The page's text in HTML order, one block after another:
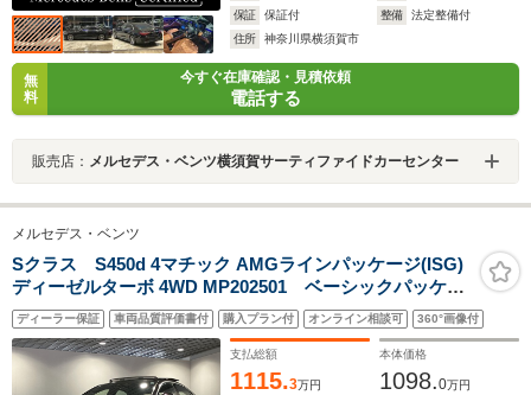
保証
保証付 整備
法定整備付
住所
神奈川県横須賀市
無
料
今すぐ在庫確認・見積依頼
電話する
販売店： メルセデス・ベンツ横須賀サーティファイドカーセンター
メルセデス・ベンツ
Sクラス S450d 4マチック AMGラインパッケージ(ISG)
ディーゼルターボ 4WD MP202501 ベーシックパッケー
ジ レザーエクスクルーシブパッケージ ドライバーズ
パッケージ
ディーラー保証 車両品質評価書付 購入プラン付 オンライン相談可 360°画像付
支払総額
1115.3万円
本体価格
1098.0万円